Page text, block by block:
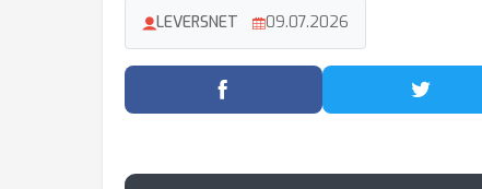
LEVERSNET 09.07.2026
Facebook'ta Paylaş